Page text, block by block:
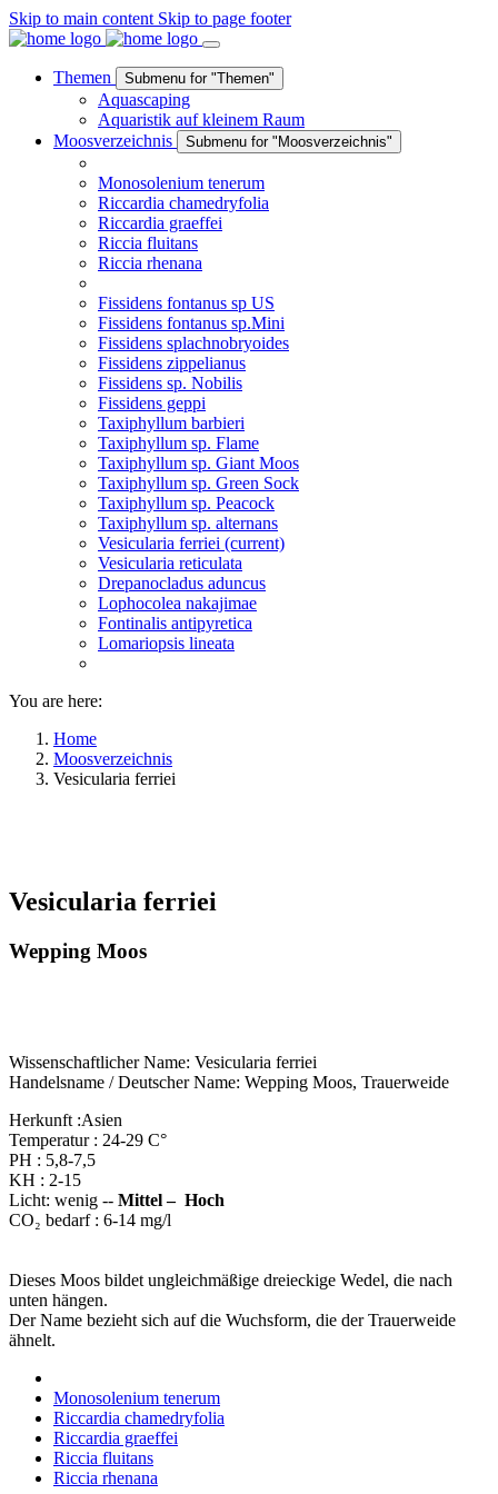
Skip to main content Skip to page footer
Themen Submenu for "Themen"
Aquascaping
Aquaristik auf kleinem Raum
Moosverzeichnis
Submenu for "Moosverzeichnis"
Monosolenium tenerum
Riccardia chamedryfolia
Riccardia graeffei
Riccia fluitans
Riccia rhenana
Fissidens fontanus sp US
Fissidens fontanus sp.Mini
Fissidens splachnobryoides
Fissidens zippelianus
Fissidens sp. Nobilis
Fissidens geppi
Taxiphyllum barbieri
Taxiphyllum sp. Flame
Taxiphyllum sp. Giant Moos
Taxiphyllum sp. Green Sock
Taxiphyllum sp. Peacock
Taxiphyllum sp. alternans
Vesicularia ferriei (current)
Vesicularia reticulata
Drepanocladus aduncus
Lophocolea nakajimae
Fontinalis antipyretica
Lomariopsis lineata
You are here:
Home
Moosverzeichnis
Vesicularia ferriei
Vesicularia ferriei
Wepping Moos
Wissenschaftlicher Name: Vesicularia ferriei
Handelsname / Deutscher Name: Wepping Moos, Trauerweide
Herkunft :Asien
Temperatur : 24-29 C°
PH : 5,8-7,5
KH : 2-15
Licht: wenig -- Mittel – Hoch
CO₂ bedarf : 6-14 mg/l
Dieses Moos bildet ungleichmäßige dreieckige Wedel, die nach
unten hängen.
Der Name bezieht sich auf die Wuchsform, die der Trauerweide
ähnelt.
Monosolenium tenerum
Riccardia chamedryfolia
Riccardia graeffei
Riccia fluitans
Riccia rhenana